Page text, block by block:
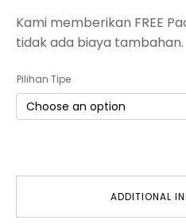
Kami memberikan FREE
tidak ada biaya tambahan.
Pilihan Tipe
ADDITIONAL